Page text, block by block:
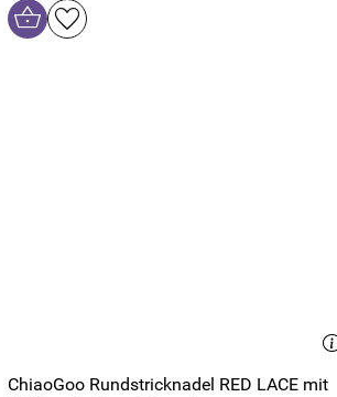
ChiaoGoo Rundstricknadel RED LACE mit